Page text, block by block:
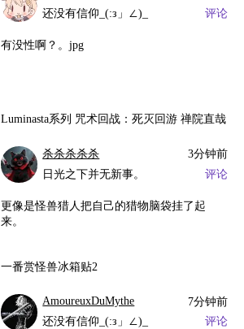
还没有信仰_(:з」∠)_
评论
有没性啊？。jpg
Luminasta系列 咒术回战：死灭回游 禅院直哉
杀杀杀杀杀
3分钟前
日光之下并无新事。
评论
更像是怪兽猎人把自己的猎物脑袋挂了起
来。
一番赏怪兽冰箱贴2
AmoureuxDuMythe
7分钟前
还没有信仰_(:з」∠)_
评论